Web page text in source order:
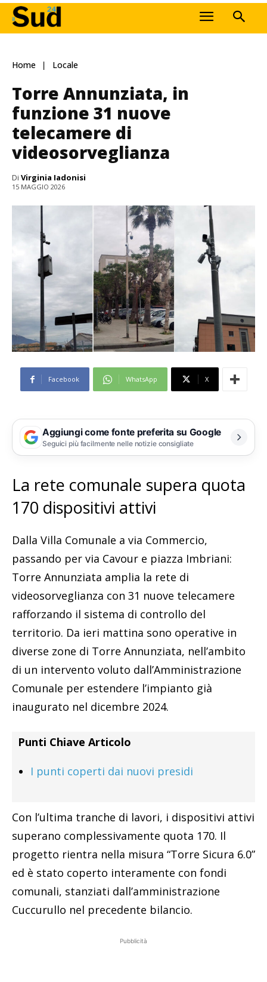
Home Locale
Torre Annunziata, in
funzione 31 nuove
telecamere di
videosorveglianza
Di Virginia Iadonisi
15 MAGGIO 2026
Facebook WhatsApp X
Aggiungi come fonte preferita su Google
Seguici più facilmente nelle notizie consigliate
La rete comunale supera quota
170 dispositivi attivi
Dalla Villa Comunale a via Commercio,
passando per via Cavour e piazza Imbriani:
Torre Annunziata amplia la rete di
videosorveglianza con 31 nuove telecamere
rafforzando il sistema di controllo del
territorio. Da ieri mattina sono operative in
diverse zone di Torre Annunziata, nell’ambito
di un intervento voluto dall’Amministrazione
Comunale per estendere l’impianto già
inaugurato nel dicembre 2024.
Punti Chiave Articolo
I punti coperti dai nuovi presidi
Con l’ultima tranche di lavori, i dispositivi attivi
superano complessivamente quota 170. Il
progetto rientra nella misura “Torre Sicura 6.0”
ed è stato coperto interamente con fondi
comunali, stanziati dall’amministrazione
Cuccurullo nel precedente bilancio.
Pubblicità